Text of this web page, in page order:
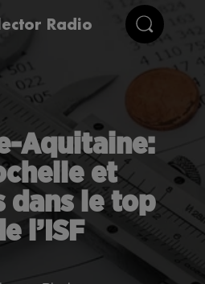
Radio
Aquitaine:
et
dans le top
l’ISF